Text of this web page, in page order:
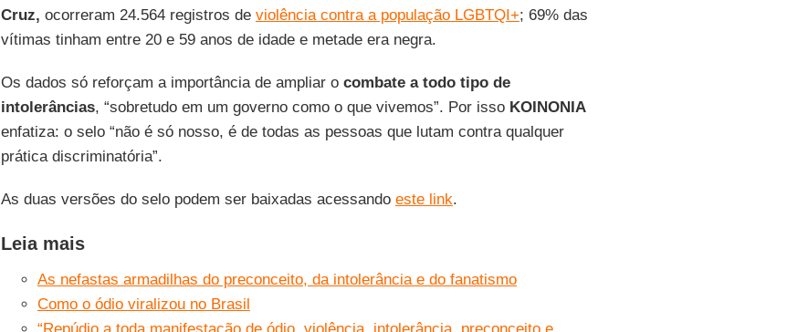
Cruz, ocorreram 24.564 registros de violência contra a população LGBTQI+; 69% das
vítimas tinham entre 20 e 59 anos de idade e metade era negra.
Os dados só reforçam a importância de ampliar o combate a todo tipo de
intolerâncias, “sobretudo em um governo como o que vivemos”. Por isso KOINONIA
enfatiza: o selo “não é só nosso, é de todas as pessoas que lutam contra qualquer
prática discriminatória”.
As duas versões do selo podem ser baixadas acessando este link.
Leia mais
As nefastas armadilhas do preconceito, da intolerância e do fanatismo
Como o ódio viralizou no Brasil